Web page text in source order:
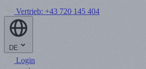
Vertrieb: +43 720 145 404
DE
Login